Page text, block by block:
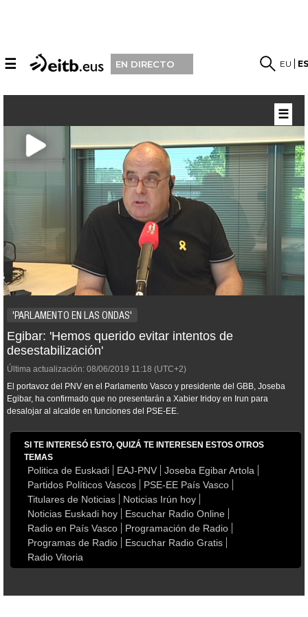
☰ EN DIRECTO EU
'PARLAMENTO EN LAS ONDAS'
Egibar: 'Hemos querido evitar intentos de
desestabilización'
Última actualización: 08/06/2019 11:18 (UTC+2)
El portavoz del PNV en el Parlamento Vasco y presidente del GBB, Joseba
Egibar, ha confirmado que no presentarán a Xabier Iridoy en Irun para
desalojar al alcalde en funciones del PSE-EE.
SI TE INTERESÓ ESTO, QUIZÁ TE INTERESEN ESTOS OTROS
TEMAS
Politica de Euskadi EAJ-PNV
Joseba Egibar Artola
Partidos Políticos Vascos
PSE-EE País Vasco
Titulares de Noticias
Noticias Irún hoy
Noticias Euskadi hoy
Escuchar Radio Online
Radio en País Vasco
Programación de Radio
Programas de Radio
Escuchar Radio Gratis
Radio Vitoria
☰